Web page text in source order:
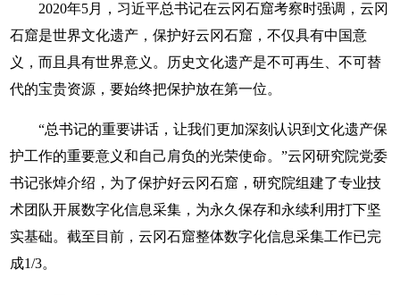
2020年5月，习近平总书记在云冈石窟考察时强调，云冈
石窟是世界文化遗产，保护好云冈石窟，不仅具有中国意
义，而且具有世界意义。历史文化遗产是不可再生、不可替
代的宝贵资源，要始终把保护放在第一位。
“总书记的重要讲话，让我们更加深刻认识到文化遗产保
护工作的重要意义和自己肩负的光荣使命。”云冈研究院党委
书记张焯介绍，为了保护好云冈石窟，研究院组建了专业技
术团队开展数字化信息采集，为永久保存和永续利用打下坚
实基础。截至目前，云冈石窟整体数字化信息采集工作已完
成1/3。